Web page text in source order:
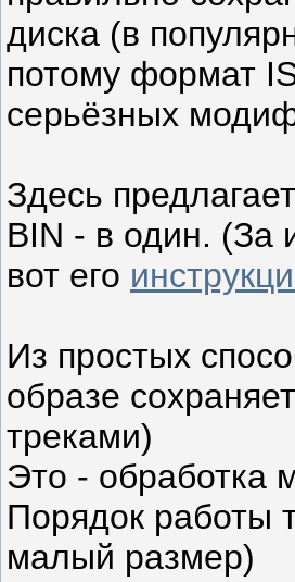
диска (в
потому формат
серьёзных
Здесь
BIN - в один. (За
вот его
Из простых
образе
треками)
Это - обработка
Порядок работы
малый размер)